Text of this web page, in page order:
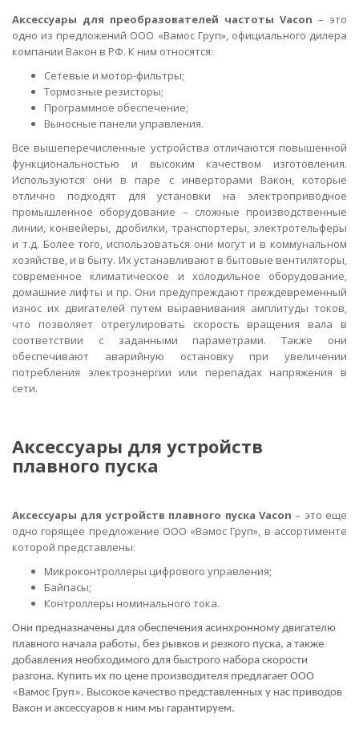
Аксессуары для преобразователей частоты Vacon – это
одно из предложений ООО «Вамос Груп», официального дилера
компании Вакон в РФ. К ним относятся:
Сетевые и мотор-фильтры;
Тормозные резисторы;
Программное обеспечение;
Выносные панели управления.
Все вышеперечисленные устройства отличаются повышенной
функциональностью и высоким качеством изготовления.
Используются они в паре с инверторами Вакон, которые
отлично подходят для установки на электроприводное
промышленное оборудование – сложные производственные
линии, конвейеры, дробилки, транспортеры, электротельферы
и т.д. Более того, использоваться они могут и в коммунальном
хозяйстве, и в быту. Их устанавливают в бытовые вентиляторы,
современное климатическое и холодильное оборудование,
домашние лифты и пр. Они предупреждают преждевременный
износ их двигателей путем выравнивания амплитуды токов,
что позволяет отрегулировать скорость вращения вала в
соответствии с заданными параметрами. Также они
обеспечивают аварийную остановку при увеличении
потребления электроэнергии или перепадах напряжения в
сети.
Аксессуары для устройств
плавного пуска
Аксессуары для устройств плавного пуска Vacon – это еще
одно горящее предложение ООО «Вамос Груп», в ассортименте
которой представлены:
Микроконтроллеры цифрового управления;
Байпасы;
Контроллеры номинального тока.
Они предназначены для обеспечения асинхронному двигателю
плавного начала работы, без рывков и резкого пуска, а также
добавления необходимого для быстрого набора скорости
разгона. Купить их по цене производителя предлагает ООО
«Вамос Груп». Высокое качество представленных у нас приводов
Вакон и аксессуаров к ним мы гарантируем.